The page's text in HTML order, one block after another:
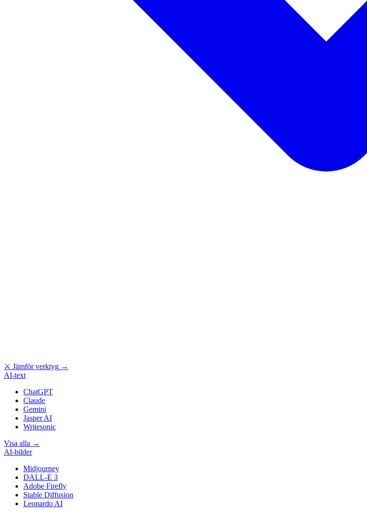
⚔ Jämför verktyg →
AI-text
ChatGPT
Claude
Gemini
Jasper AI
Writesonic
Visa alla →
AI-bilder
Midjourney
DALL-E 3
Adobe Firefly
Stable Diffusion
Leonardo AI